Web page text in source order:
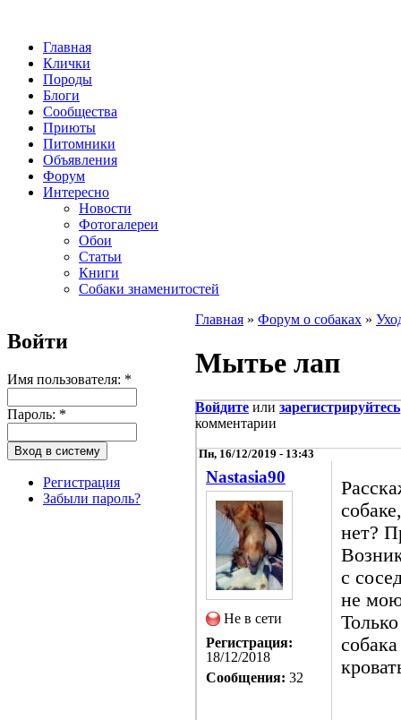
Главная
Клички
Породы
Блоги
Сообщества
Приюты
Питомники
Объявления
Форум
Интересно
Новости
Фотогалереи
Обои
Статьи
Книги
Собаки знаменитостей
Войти
Имя пользователя: *
Пароль: *
Регистрация
Забыли пароль?
Главная » Форум о собаках »
Мытье лап
Войдите или зарегистрируйтесь
комментарии
Пн, 16/12/2019 - 13:43
Nastasia90
Не в сети
Регистрация:
18/12/2018
Сообщения: 32
нет?
с
не